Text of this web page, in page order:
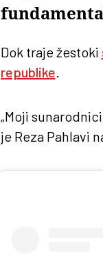
Dok traje žestoki
republike.
„Moji
je Reza Pahlavi